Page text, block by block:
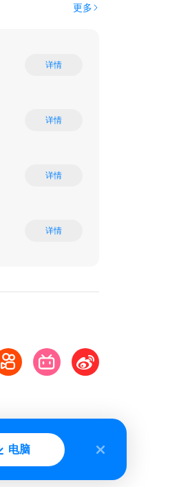
更多
详情
详情
详情
详情
电脑